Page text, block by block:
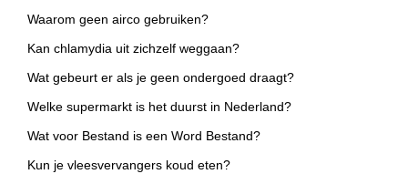
Waarom geen airco gebruiken?
Kan chlamydia uit zichzelf weggaan?
Wat gebeurt er als je geen ondergoed draagt?
Welke supermarkt is het duurst in Nederland?
Wat voor Bestand is een Word Bestand?
Kun je vleesvervangers koud eten?